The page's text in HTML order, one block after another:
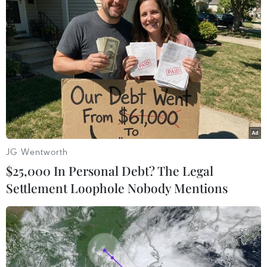
#ECB #xung đột Nga-Ukraine
#nâng lãi suất
Theo dõi VietnamPlus
JG Wentworth
$25,000 In Personal Debt? The Legal
Settlement Loophole Nobody Mentions